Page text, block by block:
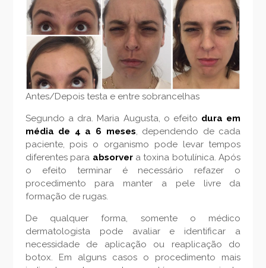
Antes/Depois testa e entre sobrancelhas
Segundo a dra. Maria Augusta, o efeito dura em
média de 4 a 6 meses, dependendo de cada
paciente, pois o organismo pode levar tempos
diferentes para absorvera toxina botulínica. Após
o efeito terminar é necessário refazer o
procedimento para manter a pele livre da
formação de rugas.
De qualquer forma, somente o médico
dermatologista pode avaliar e identificar a
necessidade de aplicação ou reaplicação do
botox. Em alguns casos o procedimento mais